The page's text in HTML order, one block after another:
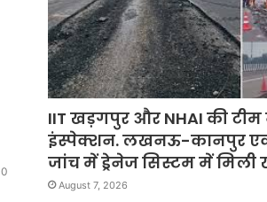
0
IIT खड़गपुर और NHAI की टीम
इंस्पेक्शन. लखनऊ-कानपुर
जांच में ड्रेनेज सिस्टम में मिली
August 7, 2026